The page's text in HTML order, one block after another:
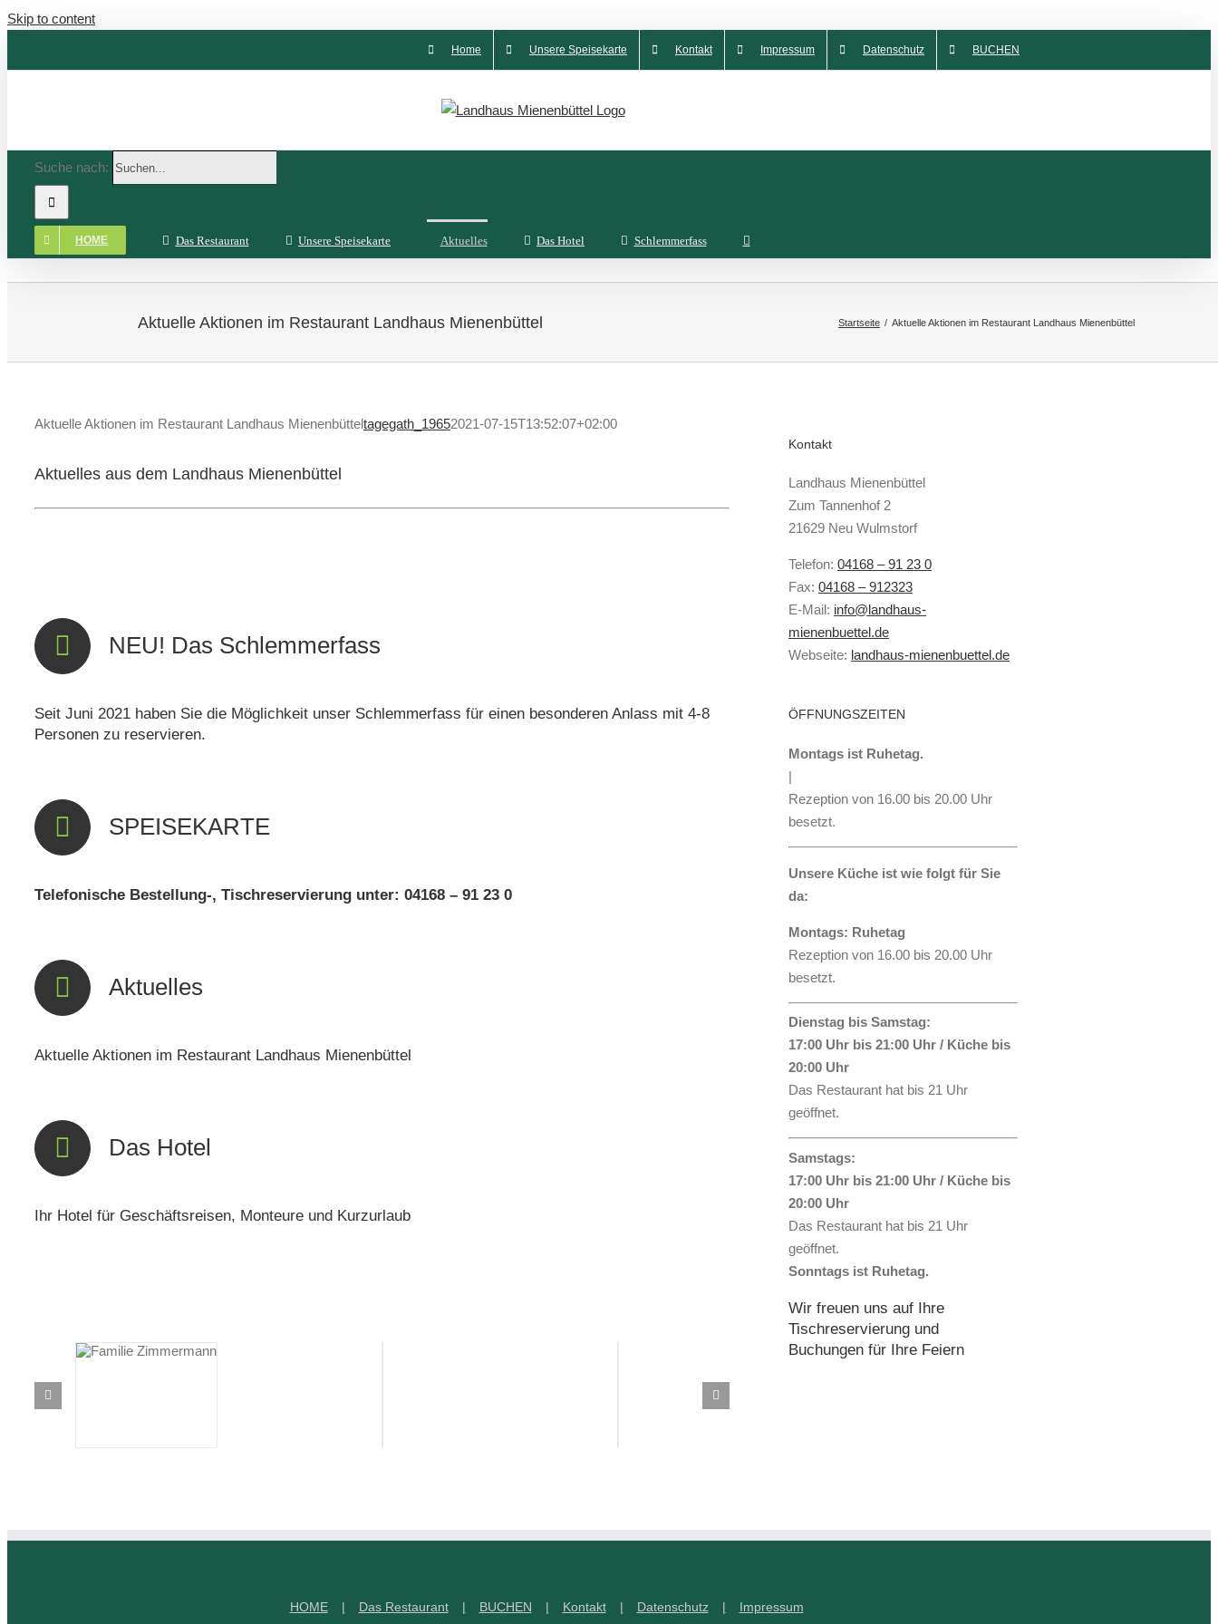
Skip to content
Home Unsere Speisekarte Kontakt Impressum Datenschutz BUCHEN
Suche nach:
HOME Das Restaurant Unsere Speisekarte Aktuelles Das Hotel Schlemmerfass
Aktuelle Aktionen im Restaurant Landhaus Mienenbüttel Startseite Aktuelle Aktionen im Restaurant Landhaus Mienenbüttel
Aktuelle Aktionen im Restaurant Landhaus Mienenbütteltagegath_19652021-07-15T13:52:07+02:00
Aktuelles aus dem Landhaus Mienenbüttel
NEU! Das Schlemmerfass
Seit Juni 2021 haben Sie die Möglichkeit unser Schlemmerfass für einen besonderen Anlass mit 4-8
Personen zu reservieren.
SPEISEKARTE
Telefonische Bestellung-, Tischreservierung unter: 04168 – 91 23 0
Aktuelles
Aktuelle Aktionen im Restaurant Landhaus Mienenbüttel
Das Hotel
Ihr Hotel für Geschäftsreisen, Monteure und Kurzurlaub
Kontakt
Landhaus Mienenbüttel
Zum Tannenhof 2
21629 Neu Wulmstorf
Telefon: 04168 – 91 23 0
Fax: 04168 – 912323
E-Mail: info@landhaus-
mienenbuettel.de
Webseite: landhaus-mienenbuettel.de
ÖFFNUNGSZEITEN
Montags ist Ruhetag.
|
Rezeption von 16.00 bis 20.00 Uhr
besetzt.
Unsere Küche ist wie folgt für Sie
da:
Montags: Ruhetag
Rezeption von 16.00 bis 20.00 Uhr
besetzt.
Dienstag bis Samstag:
17:00 Uhr bis 21:00 Uhr / Küche bis
20:00 Uhr
Das Restaurant hat bis 21 Uhr
geöffnet.
Samstags:
17:00 Uhr bis 21:00 Uhr / Küche bis
20:00 Uhr
Das Restaurant hat bis 21 Uhr
geöffnet.
Sonntags ist Ruhetag.
Wir freuen uns auf Ihre
Tischreservierung und
Buchungen für Ihre Feiern
HOME Das Restaurant BUCHEN Kontakt Datenschutz Impressum